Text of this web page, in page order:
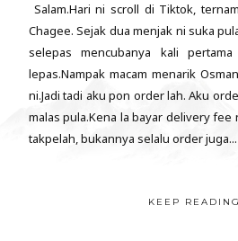
Salam.Hari ni scroll di Tiktok,
Chagee. Sejak dua menjak ni suka
selepas mencubanya kali
lepas.Nampak macam menarik
ni.Jadi tadi aku pon order lah. Aku
malas pula.Kena la bayar delivery fee
takpelah, bukannya selalu order juga...
KEEP